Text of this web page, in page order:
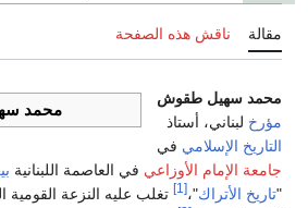
ناقش هذه الصفحة
محمد
سهيل طقوش
لبناني، أستاذ
الإسلاميفي
الإمام الأوزاعي في العاصمة اللبنانيةبيروت
تاريخ الأتراك"، [1]
تغلب عليه النزعة القومية